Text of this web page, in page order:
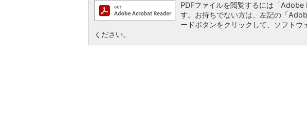
PDFファイルを閲覧するには「
す。お持ちでない方は、左記の「
ードボタンをクリックして、ソフトウ
ください。